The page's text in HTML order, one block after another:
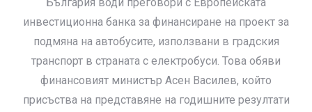
инвестиционна банка за финансиране на проект за
подмяна на автобусите, използвани в градския
транспорт в страната с електробуси. Това обяви
финансовият министър Асен Василев, който
присъства на представяне на годишните резултати